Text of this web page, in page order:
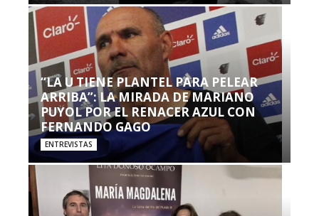
“LA U TIENE PLANTEL PARA PELEAR
ARRIBA”: LA MIRADA DE MARIANO
PUYOL POR EL RENACER AZUL CON
FERNANDO GAGO
ENTREVISTAS